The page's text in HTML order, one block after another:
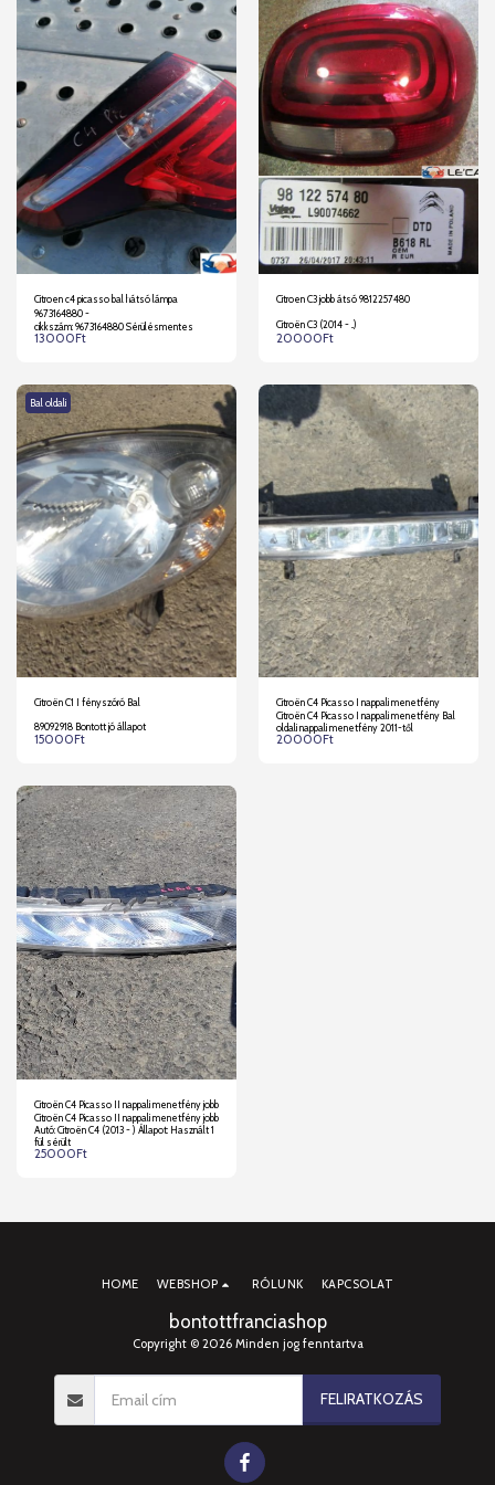
Citroen c4 picasso bal hátsó lámpa
9673164880 -
cikkszám: 9673164880 Sérülésmentes
13000Ft
Citroen C3 jobb átsó 9812257480
Citroën C3 (2014 - ..)
20000Ft
Bal oldali
Citroën C1 I fényszóró Bal
89092918 Bontott jó állapot
15000Ft
Citroën C4 Picasso I nappali menetfény
Citroën C4 Picasso I nappali menetfény Bal
oldali nappali menetfény 2011-től
20000Ft
Citroën C4 Picasso II nappali menetfény jobb
Citroën C4 Picasso II nappali menetfény jobb
Autó: Citroën C4 (2013 - ) Állapot: Használt 1
fül sérült
25000Ft
bontottfranciashop
Copyright © 2026 Minden jog fenntartva
HOME WEBSHOP RÓLUNK KAPCSOLAT
FELIRATKOZÁS